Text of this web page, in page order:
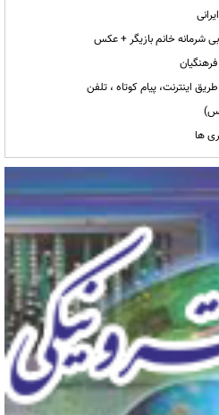
شرمانه خانم بازیگر + عکس
اینترنت، پیام کوتاه ، تلفن
ها